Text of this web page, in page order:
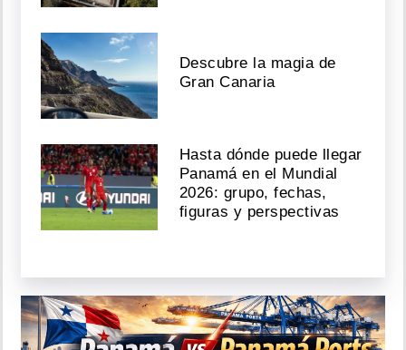
Descubre la magia de
Gran Canaria
Hasta dónde puede llegar
Panamá en el Mundial
2026: grupo, fechas,
figuras y perspectivas